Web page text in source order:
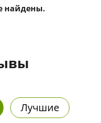
найдены.
Лучшие